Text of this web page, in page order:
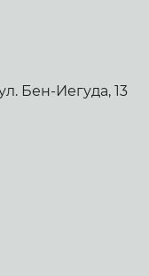
Бен-Иегуда, 13